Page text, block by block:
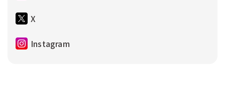
X
Instagram